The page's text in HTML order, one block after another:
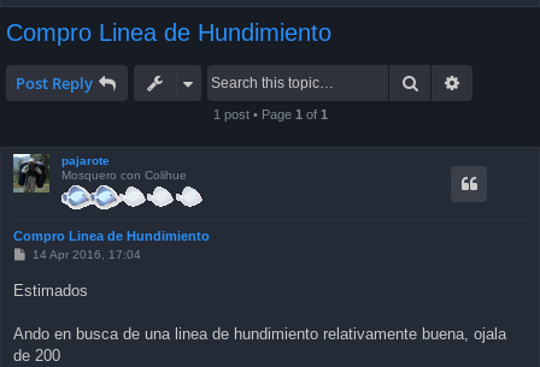
Compro Linea de Hundimiento
Post Reply Search
1 post • Page 1 of 1
pajarote
Mosquero con Colihue
Compro Linea de Hundimiento
P
t
14 Apr 2016, 17:04
Estimados
Ando en busca de una linea de hundimiento relativamente buena, ojala
de 200